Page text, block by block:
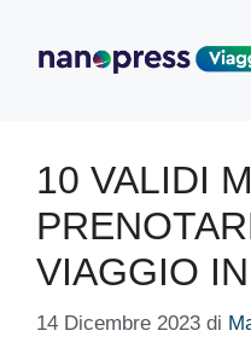
contenuto
10 VALIDI
VIAGGIO
14 Dicembre 2023 di